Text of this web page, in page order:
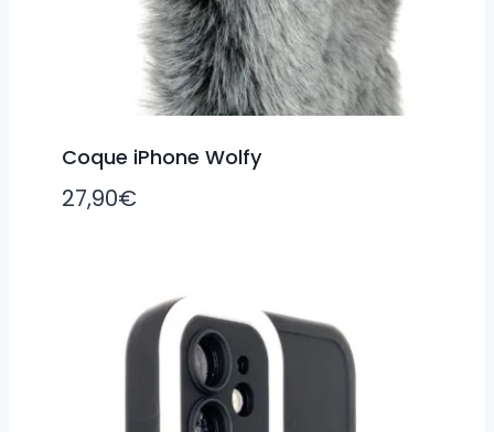
Coque iPhone Wolfy
27,90€